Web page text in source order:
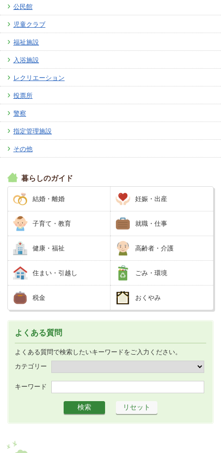
公民館
児童クラブ
福祉施設
入浴施設
レクリエーション
投票所
警察
指定管理施設
その他
暮らしのガイド
結婚・離婚 妊娠・出産
子育て・教育 就職・仕事
健康・福祉 高齢者・介護
住まい・引越し ごみ・環境
税金 おくやみ
よくある質問
よくある質問で検索したいキーワードをご入力ください。
カテゴリー
キーワード